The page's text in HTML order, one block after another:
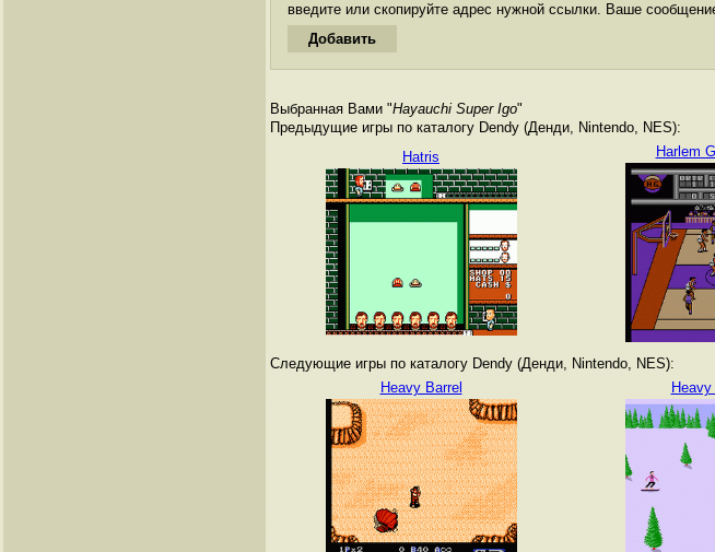
введите или скопируйте адрес нужной ссылки. Ваше
Выбранная Вами "Hayauchi Super Igo"
Предыдущие игры по каталогу Dendy (Денди, Nintendo, NES):
Hatris
Harlem
Следующие игры по каталогу Dendy (Денди, Nintendo, NES):
Heavy Barrel